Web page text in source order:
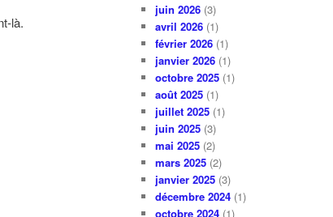
là.
juin 2026 (3)
avril 2026 (1)
février 2026 (1)
janvier 2026 (1)
octobre 2025 (1)
août 2025 (1)
juillet 2025 (1)
juin 2025 (3)
mai 2025 (2)
mars 2025 (2)
janvier 2025 (3)
décembre 2024 (1)
octobre 2024 (1)